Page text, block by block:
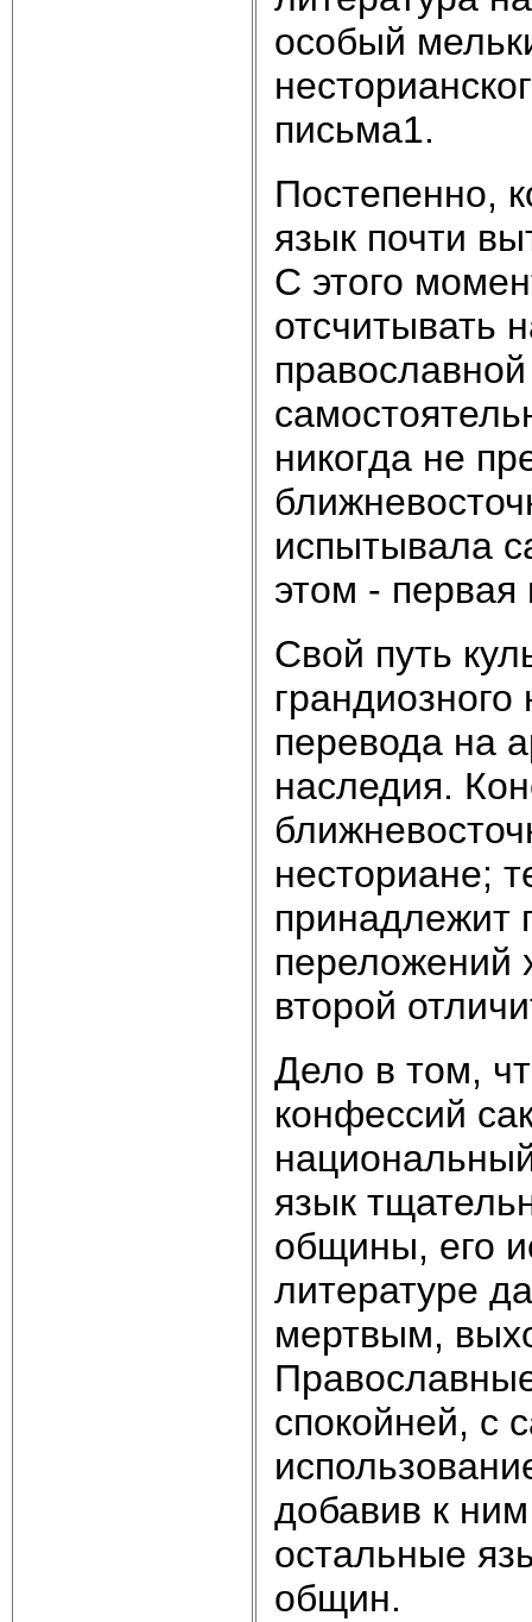
особый
письма1.
Постепенно,
язык почти
С этого
отсчитывать
никогда не
испытывала
этом - первая
Свой путь
грандиозного
перевода на
наследия.
несториане;
принадлежит
переложений
второй
Дело в том,
конфессий
язык
общины, его
литературе
мертвым,
спокойней, с
добавив к
остальные
общин.